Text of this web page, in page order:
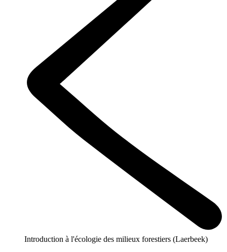
Introduction à l'écologie des milieux forestiers (Laerbeek)